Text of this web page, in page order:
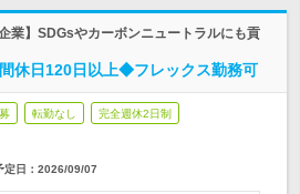
業】SDGsやカーボンニュートラルにも貢
休日120日以上◆フレックス勤務可
転勤なし 完全週休2日制
定日： 2026/09/07